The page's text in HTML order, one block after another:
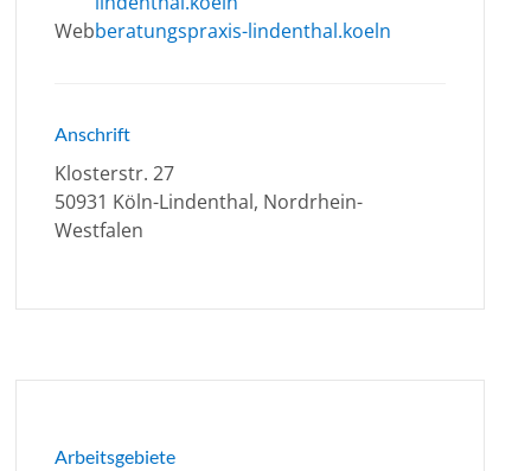
Webberatungspraxis-lindenthal.koeln
Anschrift
Klosterstr. 27
50931 Köln-Lindenthal, Nordrhein-
Westfalen
Arbeitsgebiete